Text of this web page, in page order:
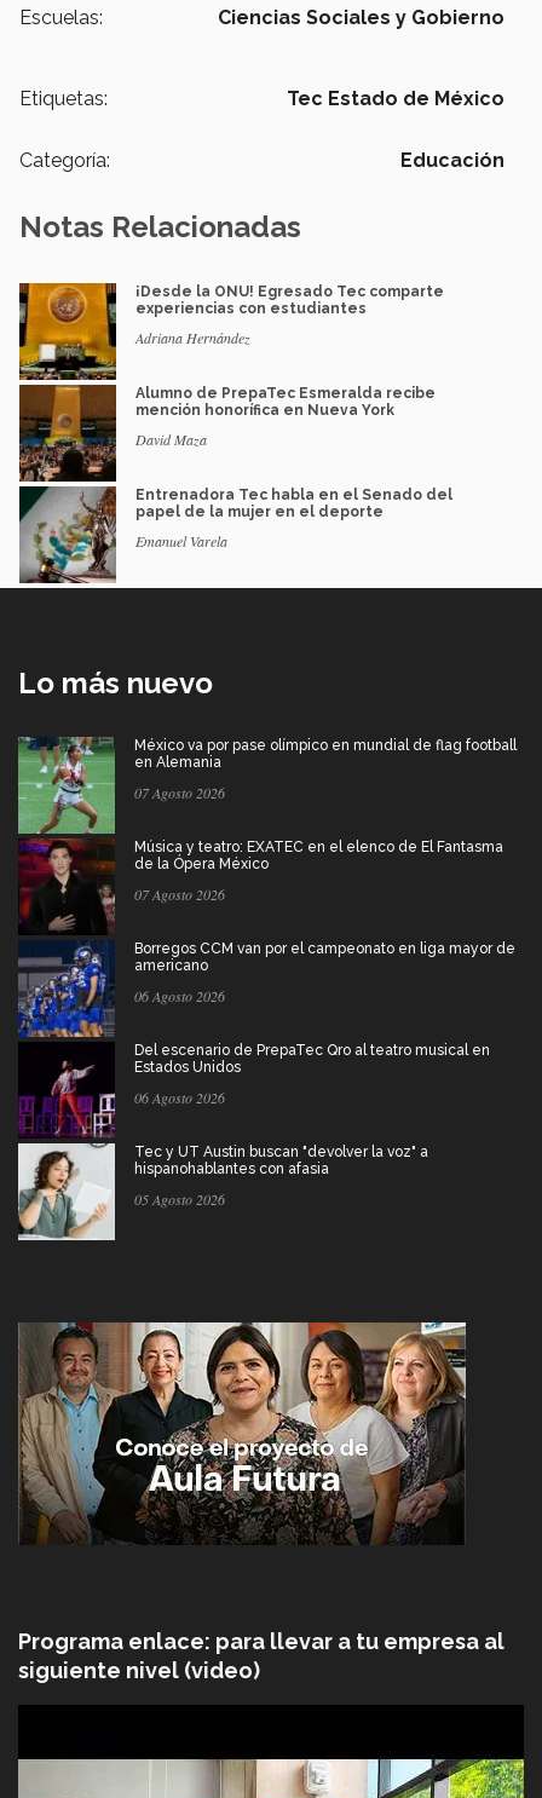
Escuelas: Ciencias Sociales y Gobierno
Etiquetas: Tec Estado de México
Categoría: Educación
Notas Relacionadas
¡Desde la ONU! Egresado Tec comparte
experiencias con estudiantes
Adriana Hernández
Alumno de PrepaTec Esmeralda recibe
mención honorífica en Nueva York
David Maza
Entrenadora Tec habla en el Senado del
papel de la mujer en el deporte
Emanuel Varela
Lo más nuevo
México va por pase olímpico en mundial de flag football
en Alemania
07 Agosto 2026
Música y teatro: EXATEC en el elenco de El Fantasma
de la Ópera México
07 Agosto 2026
Borregos CCM van por el campeonato en liga mayor de
americano
06 Agosto 2026
Del escenario de PrepaTec Qro al teatro musical en
Estados Unidos
06 Agosto 2026
Tec y UT Austin buscan "devolver la voz" a
hispanohablantes con afasia
05 Agosto 2026
Programa enlace: para llevar a tu empresa al
siguiente nivel (video)